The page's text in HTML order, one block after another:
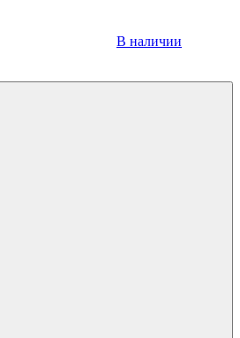
В наличии